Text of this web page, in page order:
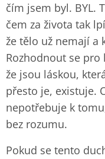
čím jsem byl. BYL.
čem za života tak
že tělo už nemají a
Rozhodnout se pro
že jsou láskou,
přesto je, existuje.
nepotřebuje k
bez rozumu.
Pokud se tento